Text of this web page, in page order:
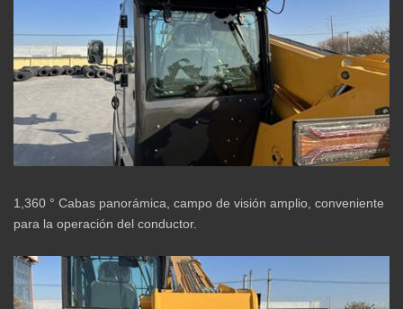
1,360 ° Cabas panorámica, campo de visión amplio, conveniente
para la operación del conductor.